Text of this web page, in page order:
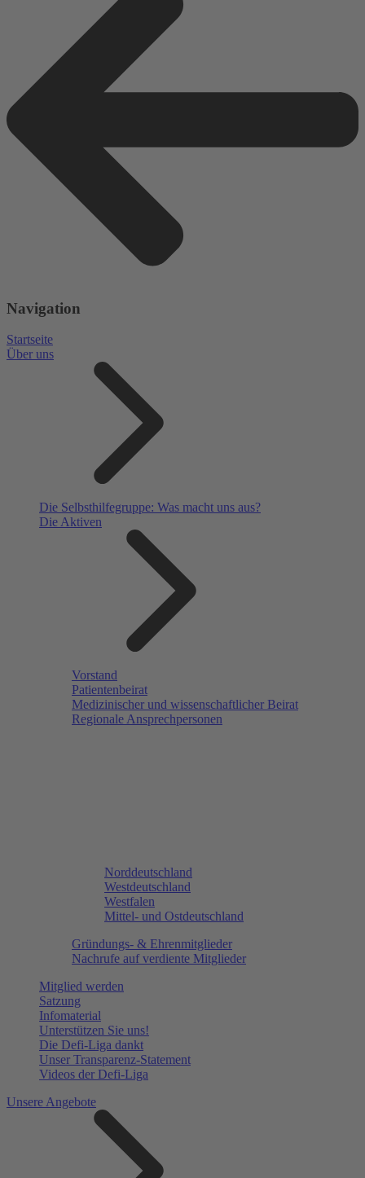
Navigation
Startseite
Über uns
Die Selbsthilfegruppe: Was macht uns aus?
Die Aktiven
Vorstand
Patientenbeirat
Medizinischer und wissenschaftlicher Beirat
Regionale Ansprechpersonen
Norddeutschland
Westdeutschland
Westfalen
Mittel- und Ostdeutschland
Gründungs- & Ehrenmitglieder
Nachrufe auf verdiente Mitglieder
Mitglied werden
Satzung
Infomaterial
Unterstützen Sie uns!
Die Defi-Liga dankt
Unser Transparenz-Statement
Videos der Defi-Liga
Unsere Angebote